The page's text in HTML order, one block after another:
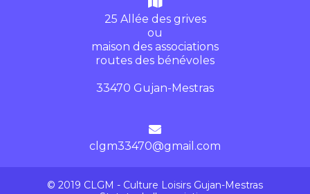
25 Allée des grives
ou
maison des associations
routes des bénévoles
33470 Gujan-Mestras
clgm33470@gmail.com
© 2019 CLGM - Culture Loisirs Gujan-Mestras